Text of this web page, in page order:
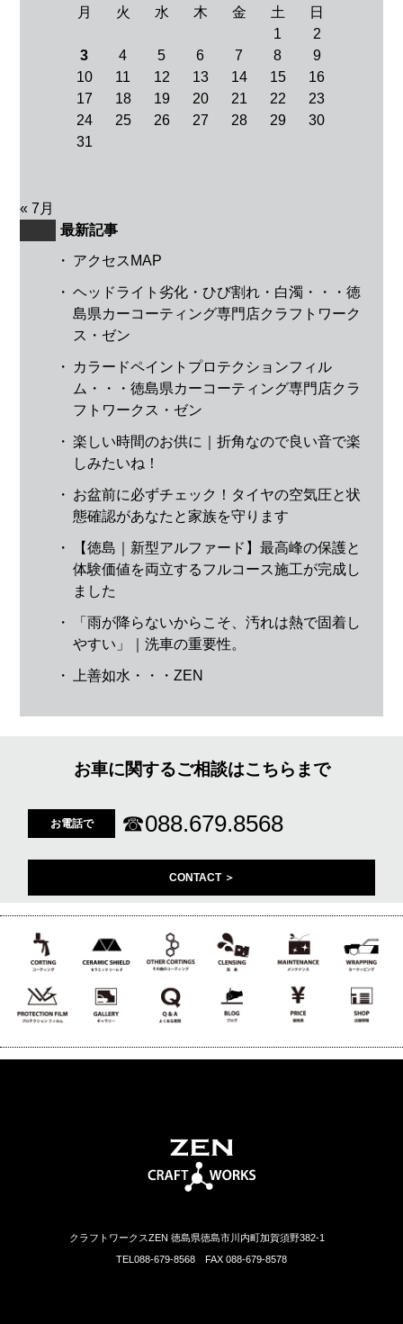
月
火 水 木 金 土
日
1
2
3
4 5 6 7 8
9
10
11 12 13 14 15
16
17
18 19 20 21 22
23
24
25 26 27 28 29
30
31
« 7月
最新記事
・ アクセスMAP
・ ヘッドライト劣化・ひび割れ・白濁・・・徳
島県カーコーティング専門店クラフトワーク
ス・ゼン
・
カラードペイントプロテクションフィル
ム・・・徳島県カーコーティング専門店クラ
フトワークス・ゼン
・ 楽しい時間のお供に｜折角なので良い音で楽
しみたいね！
・ お盆前に必ずチェック！タイヤの空気圧と状
態確認があなたと家族を守ります
・
【徳島｜新型アルファード】最高峰の保護と
体験価値を両立するフルコース施工が完成し
ました
・
「雨が降らないからこそ、汚れは熱で固着し
やすい」｜洗車の重要性。
・ 上善如水・・・ZEN
お車に関するご相談はこちらまで
お電話で ☎088.679.8568
CONTACT ＞
クラフトワークスZEN 徳島県徳島市川内町加賀須野382-1
TEL088-679-8568 FAX 088-679-8578